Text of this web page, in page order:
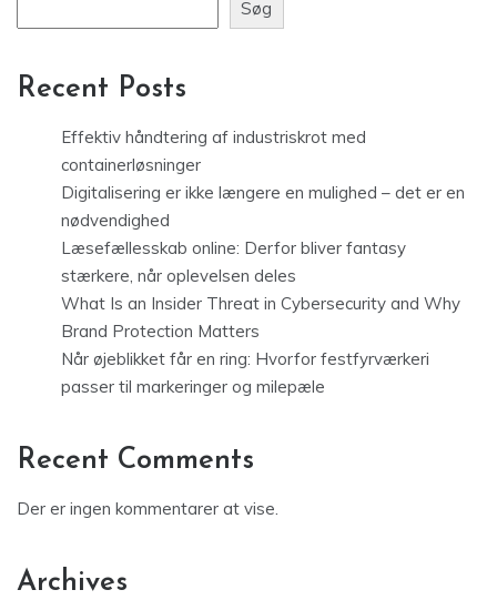
Søg
Recent Posts
Effektiv håndtering af industriskrot med
containerløsninger
Digitalisering er ikke længere en mulighed – det er en
nødvendighed
Læsefællesskab online: Derfor bliver fantasy
stærkere, når oplevelsen deles
What Is an Insider Threat in Cybersecurity and Why
Brand Protection Matters
Når øjeblikket får en ring: Hvorfor festfyrværkeri
passer til markeringer og milepæle
Recent Comments
Der er ingen kommentarer at vise.
Archives